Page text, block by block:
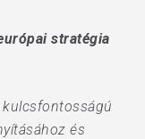
stratégia
és